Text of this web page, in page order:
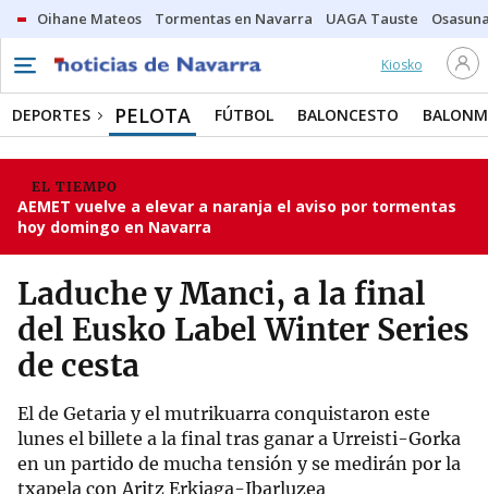
Oihane Mateos Tormentas en Navarra UAGA Tauste
Kiosko
DEPORTES PELOTA FÚTBOL BALONCESTO
EL TIEMPO
AEMET vuelve a elevar a naranja el aviso por tormentas
hoy domingo en Navarra
Laduche y Manci, a la final
del Eusko Label Winter Series
de cesta
El de Getaria y el mutrikuarra conquistaron este
lunes el billete a la final tras ganar a Urreisti-Gorka
en un partido de mucha tensión y se medirán por la
txapela con Aritz Erkiaga-Ibarluzea